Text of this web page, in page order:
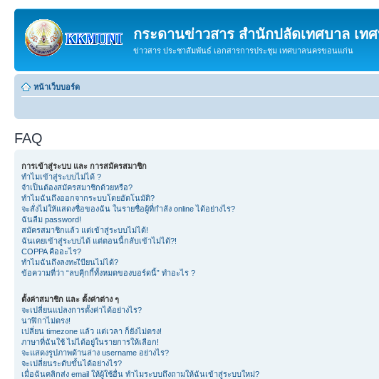
กระดานข่าวสาร สำนักปลัดเทศบาล เ
ข่าวสาร ประชาสัมพันธ์ เอกสารการประชุม เทศบาลนครขอนแก่น
หน้าเว็บบอร์ด
FAQ
การเข้าสู่ระบบ และ การสมัครสมาชิก
ทำไมเข้าสู่ระบบไม่ได้ ?
จำเป็นต้องสมัครสมาชิกด้วยหรือ?
ทำไมฉันถึงออกจากระบบโดยอัตโนมัติ?
จะสั่งไม่ให้แสดงชื่อของฉัน ในรายชื่อผู้ที่กำลัง online ได้อย่างไร?
ฉันลืม password!
สมัครสมาชิกแล้ว แต่เข้าสู่ระบบไม่ได้!
ฉันเคยเข้าสู่ระบบได้ แต่ตอนนี้กลับเข้าไม่ได้?!
COPPA คืออะไร?
ทำไมฉันถึงลงทะเีบียนไม่ได้?
ข้อความที่ว่า “ลบคุีกกี้ทั้งหมดของบอร์ดนี้” ทำอะไร ?
ตั้งค่าสมาชิก และ ตั้งค่าต่าง ๆ
จะเปลี่ยนแปลงการตั้งค่าได้อย่างไร?
นาฬิกาไม่ตรง!
เปลี่ยน timezone แล้ว แต่เวลา ก็ยังไม่ตรง!
ภาษาที่ฉันใช้ ไม่ได้อยู่ในรายการให้เลือก!
จะแสดงรูปภาพด้านล่าง username อย่างไร?
จะเปลี่ยนระดับขั้นได้อย่างไร?
เมื่อฉันคลิกส่ง email ให้ผู้ใช้อื่น ทำไมระบบถึงถามให้ฉันเข้าสู่ระบบใหม่?